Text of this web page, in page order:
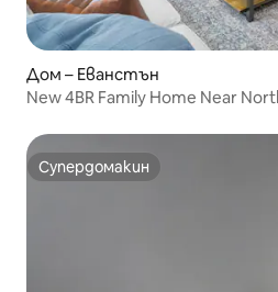
Дом – Еванстън
New 4BR Family Home Near
Супердомакин
Супердомакин